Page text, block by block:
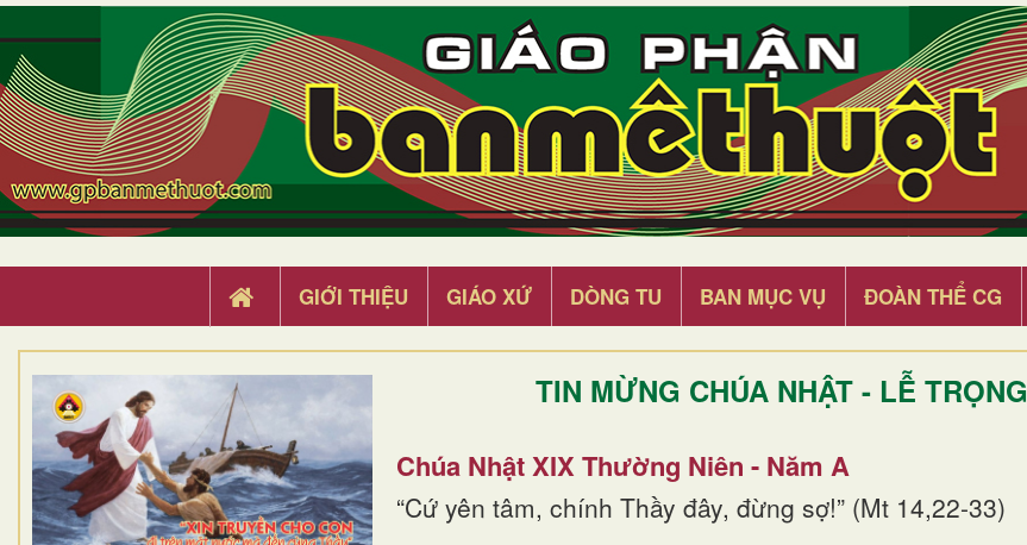
GIỚI THIỆU GIÁO XỨ DÒNG TU BAN MỤC VỤ ĐOÀN THỂ CG
TIN MỪNG CHÚA NHẬT - LỄ TRỌNG
Chúa Nhật XIX Thường Niên - Năm A
“Cứ yên tâm, chính Thầy đây, đừng sợ!” (Mt 14,22-33)